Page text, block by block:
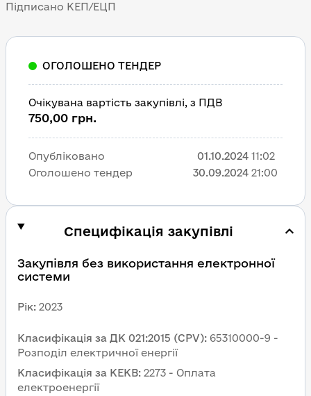
Підписано КЕП/ЕЦП
Специфікація закупівлі
Закупівля без використання електронної
системи
Рік: 2023
Класифікація за ДК 021:2015 (CPV): 65310000-9 -
Розподіл електричної енергії
Класифікація за КЕКВ: 2273 - Оплата
електроенергії
ОГОЛОШЕНО ТЕНДЕР
Очікувана вартість закупівлі, з ПДВ
750,00 грн.
Опубліковано 01.10.2024 11:02
Оголошено тендер
30.09.2024 21:00